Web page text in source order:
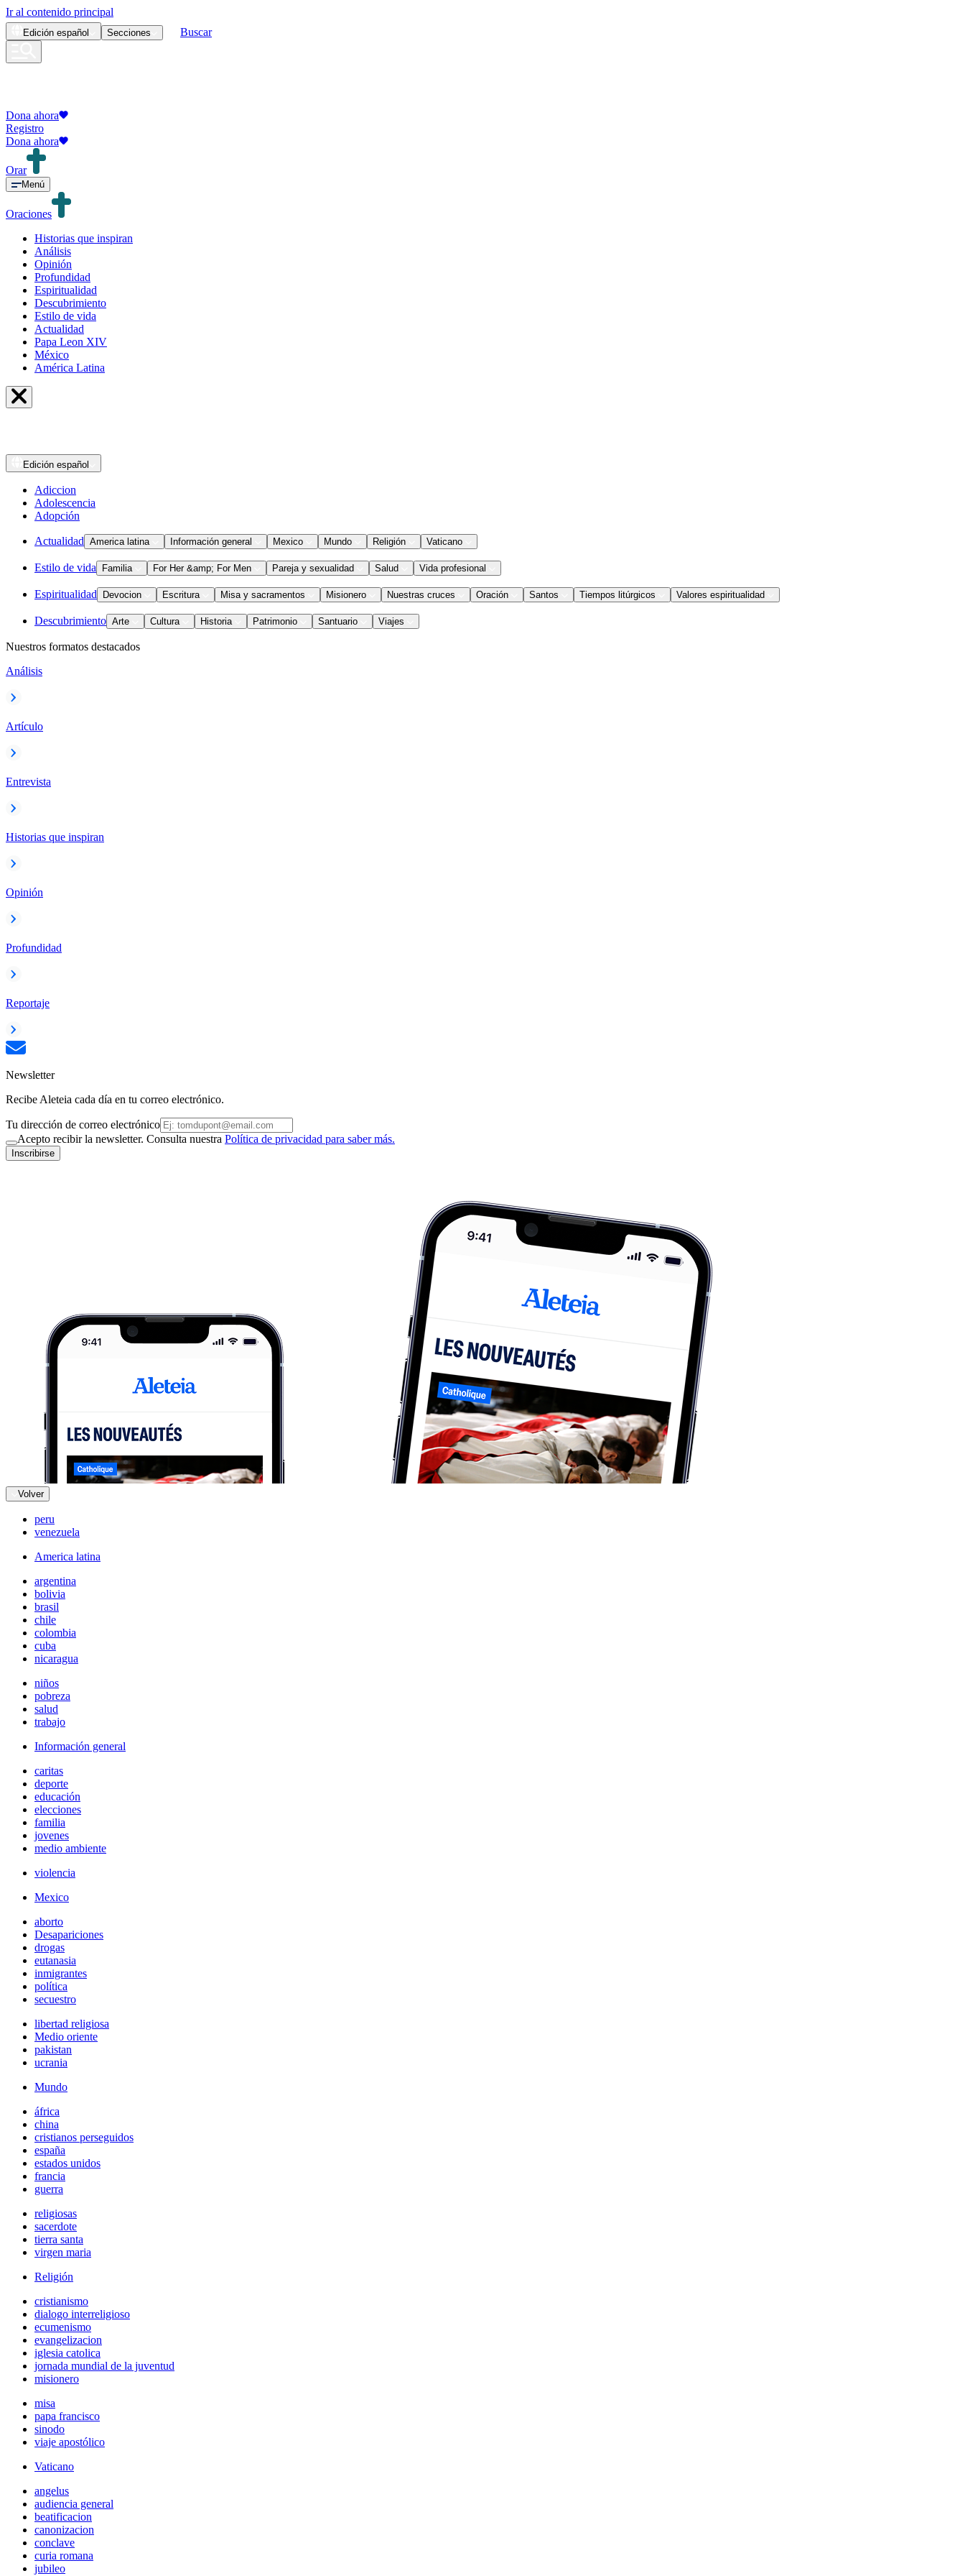
Ir al contenido principal
Edición español Secciones Buscar
Dona ahora
Registro
Dona ahora
Orar
Menú
Oraciones
Historias que inspiran
Análisis
Opinión
Profundidad
Espiritualidad
Descubrimiento
Estilo de vida
Actualidad
Papa Leon XIV
México
América Latina
Edición español
Adiccion
Adolescencia
Adopción
Actualidad America latina Información general Mexico Mundo Religión Vaticano
Estilo de vida Familia For Her &amp; For Men Pareja y sexualidad Salud Vida profesional
Espiritualidad Devocion Escritura Misa y sacramentos Misionero Nuestras cruces Oración Santos Tiempos litúrgicos Valores espiritualidad
Descubrimiento Arte Cultura Historia Patrimonio Santuario Viajes
Nuestros formatos destacados
Análisis
Artículo
Entrevista
Historias que inspiran
Opinión
Profundidad
Reportaje
Newsletter
Recibe Aleteia cada día en tu correo electrónico.
Tu dirección de correo electrónico
Acepto recibir la newsletter. Consulta nuestra Política de privacidad para saber más.
Inscribirse
Volver
peru
venezuela
America latina
argentina
bolivia
brasil
chile
colombia
cuba
nicaragua
niños
pobreza
salud
trabajo
Información general
caritas
deporte
educación
elecciones
familia
jovenes
medio ambiente
violencia
Mexico
aborto
Desapariciones
drogas
eutanasia
inmigrantes
política
secuestro
libertad religiosa
Medio oriente
pakistan
ucrania
Mundo
áfrica
china
cristianos perseguidos
españa
estados unidos
francia
guerra
religiosas
sacerdote
tierra santa
virgen maria
Religión
cristianismo
dialogo interreligioso
ecumenismo
evangelizacion
iglesia catolica
jornada mundial de la juventud
misionero
misa
papa francisco
sinodo
viaje apostólico
Vaticano
angelus
audiencia general
beatificacion
canonizacion
conclave
curia romana
jubileo